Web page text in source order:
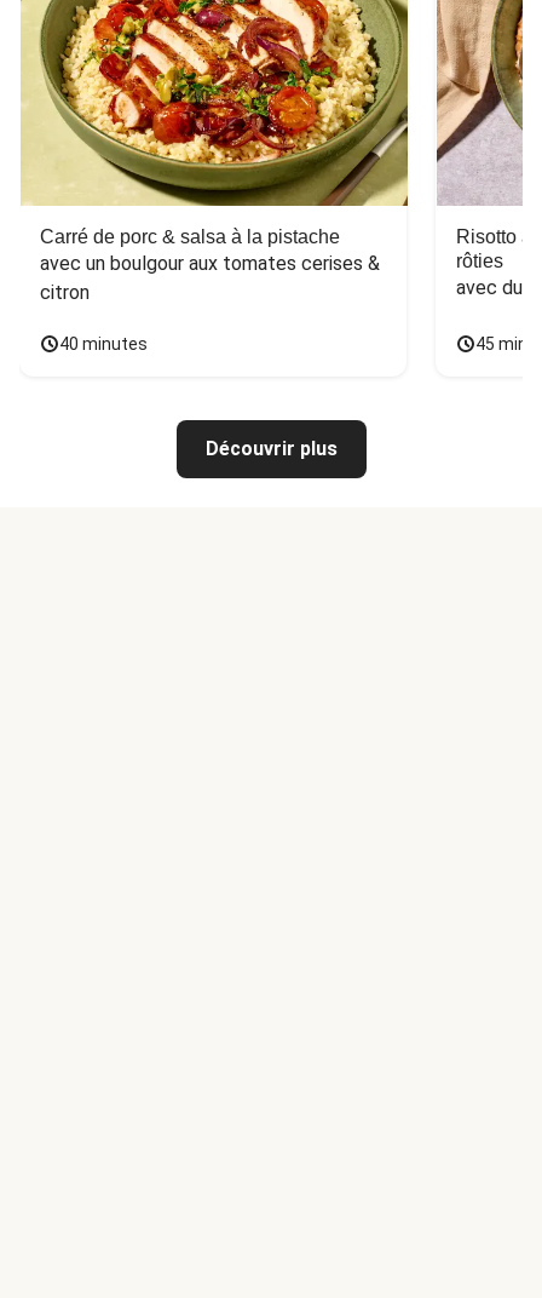
Carré de porc & salsa à la pistache
avec un boulgour aux tomates cerises &
citron
40 minutes
Risotto
rôties
avec du
45
Découvrir plus